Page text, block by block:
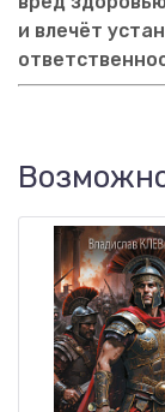
и влечёт